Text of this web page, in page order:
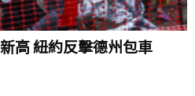
高 紐約反擊德州包車